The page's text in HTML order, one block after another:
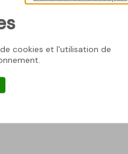
cookies et l'utilisation de